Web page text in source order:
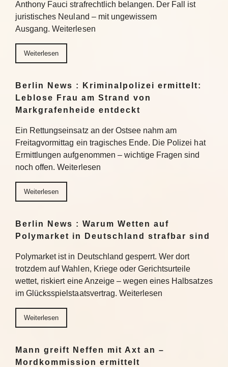
Anthony Fauci strafrechtlich belangen. Der Fall ist
juristisches Neuland – mit ungewissem
Ausgang. Weiterlesen
Weiterlesen
Berlin News : Kriminalpolizei ermittelt:
Leblose Frau am Strand von
Markgrafenheide entdeckt
Ein Rettungseinsatz an der Ostsee nahm am
Freitagvormittag ein tragisches Ende. Die Polizei hat
Ermittlungen aufgenommen – wichtige Fragen sind
noch offen. Weiterlesen
Weiterlesen
Berlin News : Warum Wetten auf
Polymarket in Deutschland strafbar sind
Polymarket ist in Deutschland gesperrt. Wer dort
trotzdem auf Wahlen, Kriege oder Gerichtsurteile
wettet, riskiert eine Anzeige – wegen eines Halbsatzes
im Glücksspielstaatsvertrag. Weiterlesen
Weiterlesen
Mann greift Neffen mit Axt an –
Mordkommission ermittelt